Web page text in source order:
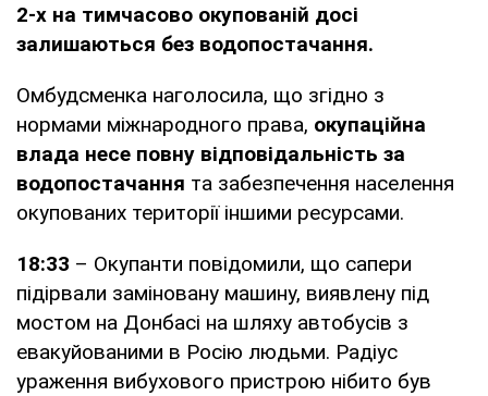
2-х на тимчасово окупованій досі
залишаються без водопостачання.
Омбудсменка наголосила, що згідно з
нормами міжнародного права, окупаційна
влада несе повну відповідальність за
водопостачання та забезпечення населення
окупованих території іншими ресурсами.
18:33 – Окупанти повідомили, що сапери
підірвали заміновану машину, виявлену під
мостом на Донбасі на шляху автобусів з
евакуйованими в Росію людьми. Радіус
ураження вибухового пристрою нібито був